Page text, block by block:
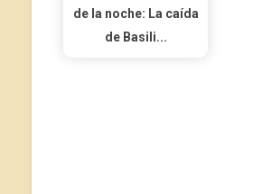
de la noche: La caída
de Basili...